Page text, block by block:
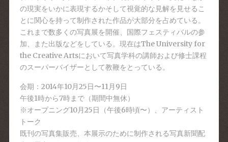
の現実をいかに表現するかそして視覚的な見解を見せるこ
とに関心を持って制作された作品が大部分を占めている。
これまで数多くの写真展を開催、国際フェスティバルの参
加、また出版などをしている。現在はThe University for
the Creative Artsにおいて写真学科の講師および修士課程
のスーパーバイザーとして教鞭をとっている。
会期：2014年10月25日〜11月9日
午後1時から7時まで（期間中無休）
※オープニング10月25日（午後6時頃〜）、アーティスト
トーク
既刊の写真集販売、本展示のために制作される写真新聞配